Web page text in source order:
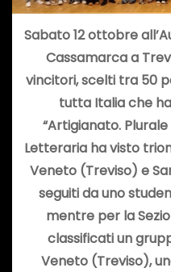
Sabato 12 ottobre
Cassamarca a
vincitori, scelti tra 50
tutta Italia che
“Artigianato.
Letteraria ha visto
Veneto (Treviso) e
seguiti da uno
mentre per la
classificati un
Veneto (Treviso),